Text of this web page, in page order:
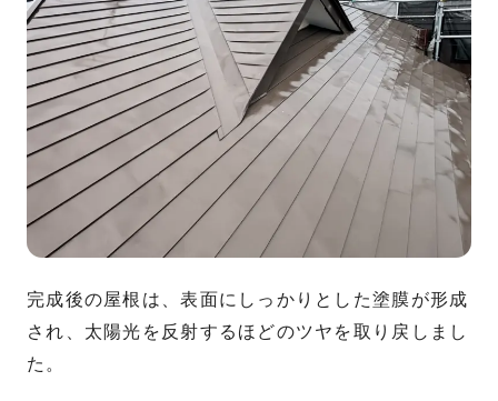
完成後の屋根は、表面にしっかりとした塗膜が形成
され、太陽光を反射するほどのツヤを取り戻しまし
た。